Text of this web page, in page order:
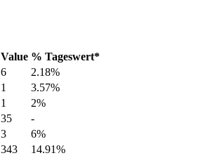
Value % Tageswert*
6
2.18%
1
3.57%
1
2%
35
-
3
6%
343
14.91%